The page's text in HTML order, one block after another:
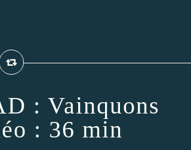
: Vainquons
: 36 min